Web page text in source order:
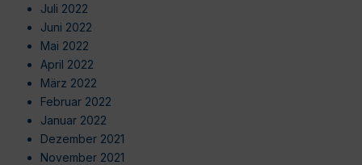
Juli 2022
Juni 2022
Mai 2022
April 2022
März 2022
Februar 2022
Januar 2022
Dezember 2021
November 2021